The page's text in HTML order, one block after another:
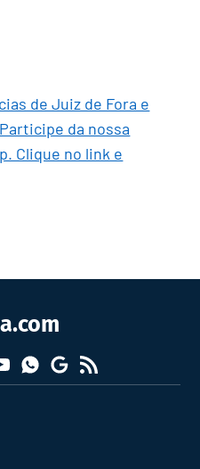
de Juiz de Fora e
da nossa
Clique no link e
Whatsapp
Google
News
RSS